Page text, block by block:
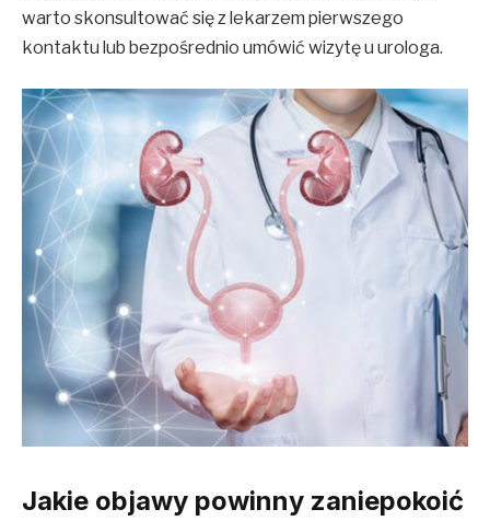
warto skonsultować się z lekarzem pierwszego
kontaktu lub bezpośrednio umówić wizytę u urologa.
Jakie objawy powinny zaniepokoić